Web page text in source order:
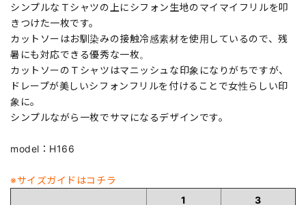
シンプルなＴシャツの上にシフォン生地のマイマイフリルを叩
きつけた一枚です。
カットソーはお馴染みの接触冷感素材を使用しているので、残
暑にも対応できる優秀な一枚。
カットソーのＴシャツはマニッシュな印象になりがちですが、
ドレープが美しいシフォンフリルを付けることで女性らしい印
象に。
シンプルながら一枚でサマになるデザインです。
model：H166
※サイズガイドはコチラ
1
3